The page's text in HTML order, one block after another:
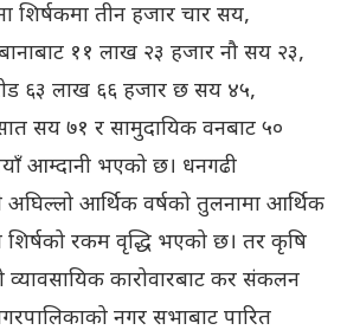
शिर्षकमा तीन हजार चार सय,
११ लाख २३ हजार नौ सय २३,
६३ लाख ६६ हजार छ सय ४५,
सय ७१ र सामुदायिक वनबाट ५०
आम्दानी भएको छ। धनगढी
आर्थिक वर्षको तुलनामा आर्थिक
शिर्षको रकम वृद्धि भएको छ। तर कृषि
कारोवारबाट कर संकलन
नगर सभाबाट पारित